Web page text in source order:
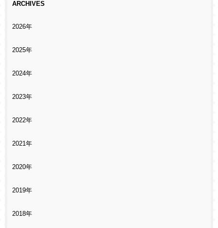
ARCHIVES
2026年
2025年
2024年
2023年
2022年
2021年
2020年
2019年
2018年